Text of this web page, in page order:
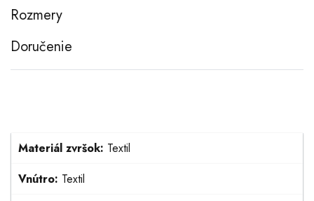
Rozmery
Doručenie
Materiál zvršok: Textil
Vnútro: Textil